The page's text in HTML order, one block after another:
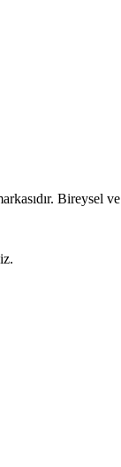
Bireysel ve